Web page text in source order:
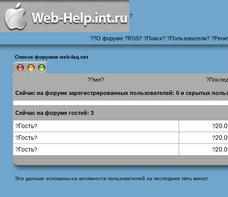
?
??О форуме?RSS? ?Поиск? ?Пользователи? ?
Список форумов web-faq.net
??мя?
Сейчас на форуме зарегистрированных пользователей: 0 и скрытых
Сейчас на форуме гостей: 3
?Гость? ?
?Гость? ?
?Гость? ?
Эти данные основаны на активности пользователей за последние пять минут